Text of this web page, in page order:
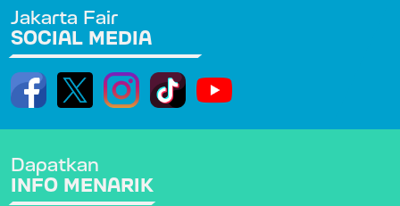
Jakarta Fair
SOCIAL MEDIA
Dapatkan
INFO MENARIK